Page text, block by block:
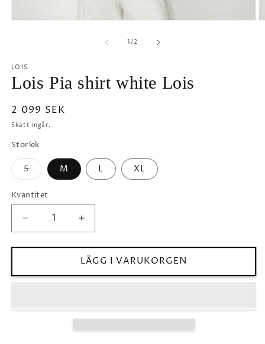
1/av
2
LOIS
Lois Pia shirt white Lois
Ordinarie
pris
2 099 SEK
Skatt ingår.
Storlek
S
Varianten
slutsåld
eller
tillgänglig
M L XL
Kvantitet
Minska
kvantitet
för
Pia
Öka
kvantitet
för
Lois
Pia
LÄGG I VARUKORGEN